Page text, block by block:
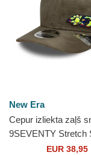
New Era
Cepur izliekta zaļš
9SEVENTY Stretch
Flawless noEUR 38,95